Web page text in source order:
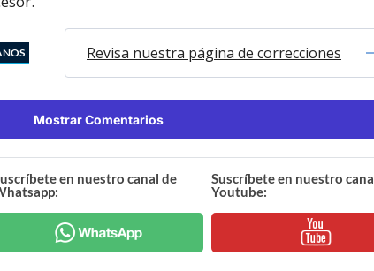
Revisa nuestra página de correcciones
Mostrar Comentarios
en nuestro canal de
Suscríbete en nuestro
Youtube: